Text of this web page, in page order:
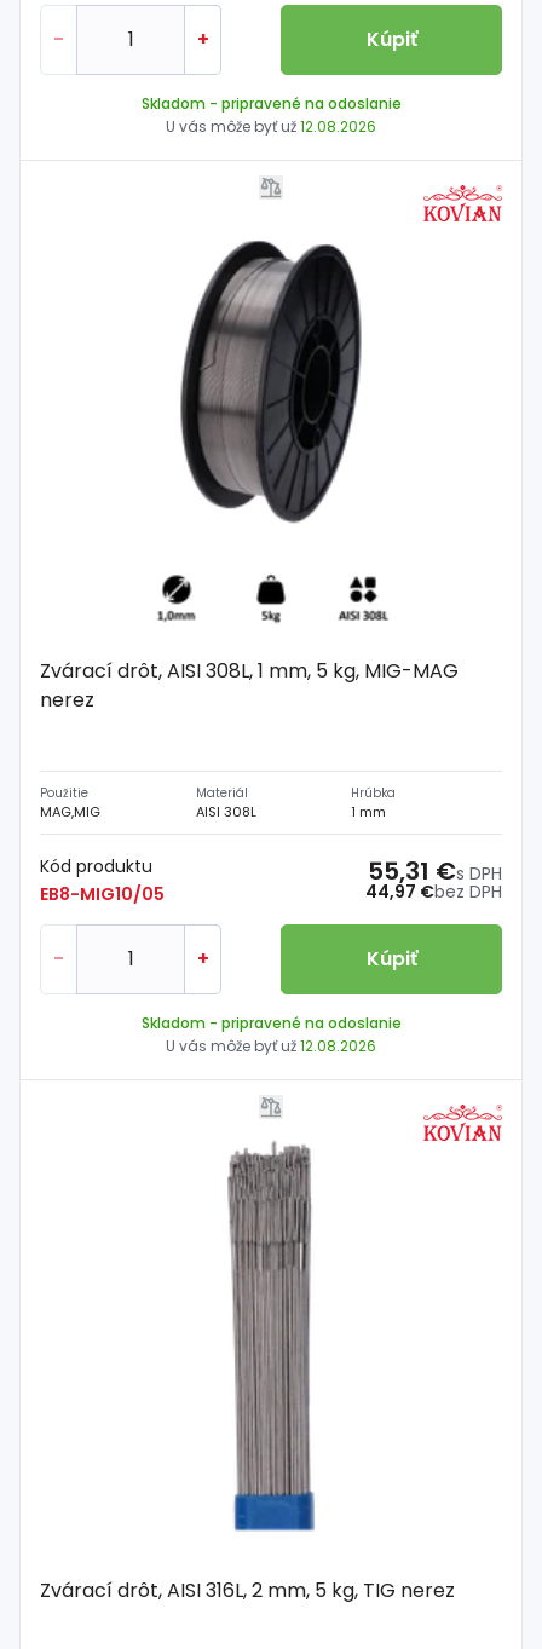
- + Kúpiť
Skladom - pripravené na odoslanie
U vás môže byť už12.08.2026
Zvárací drôt, AISI 308L, 1 mm, 5 kg, MIG-MAG
nerez
Použitie
MAG,MIG
Materiál
AISI 308L
Hrúbka
1 mm
Kód produktu
EB8-MIG10/05
44,97 €bez DPH
55,31 €s DPH
- + Kúpiť
Skladom - pripravené na odoslanie
U vás môže byť už12.08.2026
Zvárací drôt, AISI 316L, 2 mm, 5 kg, TIG nerez